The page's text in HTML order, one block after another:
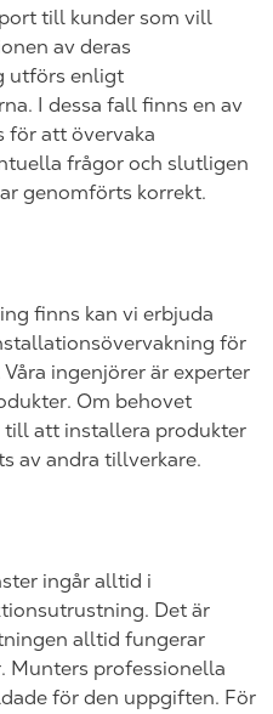
till kunder som vill
av deras
utförs enligt
I dessa fall finns en av
för att övervaka
frågor och slutligen
genomförts korrekt.
finns kan vi erbjuda
för
ingenjörer är experter
Om behovet
till att installera produkter
av andra tillverkare.
ingår alltid i
Det är
alltid fungerar
Munters professionella
för den uppgiften. För